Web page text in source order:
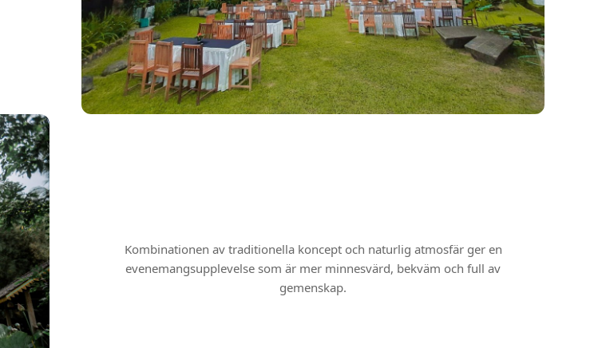
Kombinationen av traditionella koncept och naturlig atmosfär ger en
evenemangsupplevelse som är mer minnesvärd, bekväm och full av
gemenskap.